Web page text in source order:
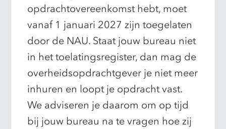
opdrachtovereenkomst hebt, moet
vanaf 1 januari 2027 zijn toegelaten
door de NAU. Staat jouw bureau niet
in het toelatingsregister, dan mag de
overheidsopdrachtgever je niet meer
inhuren en loopt je opdracht vast.
We adviseren je daarom om op tijd
bij jouw bureau na te vragen hoe zij